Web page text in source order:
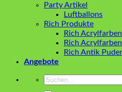
Party Artikel
Luftballons
Rich Produkte
Rich
Rich
Rich Antik
Angebote
Suchen